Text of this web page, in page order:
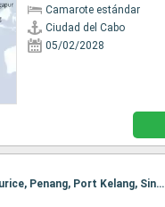
Camarote estándar
Ciudad del Cabo
05/02/2028
Itinerario : Ciudad del Cabo, Puerto Elizabeth, Durban, Isla de la Reunion, Ile Maurice, Penang, Port Kelang, Singapur, Hong Kong